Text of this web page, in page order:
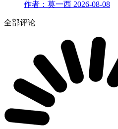
作者：莫一西 2026-08-08
全部评论